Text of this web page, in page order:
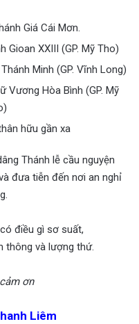
Giá Cái Mơn.
Gioan XXIII (GP. Mỹ Tho)
Minh (GP. Vĩnh Long)
Vương Hòa Bình (GP. Mỹ
hữu gần xa
Thánh lễ cầu nguyện
đưa tiễn đến nơi an nghỉ
điều gì sơ suất,
thông và lượng thứ.
ơn
Liêm